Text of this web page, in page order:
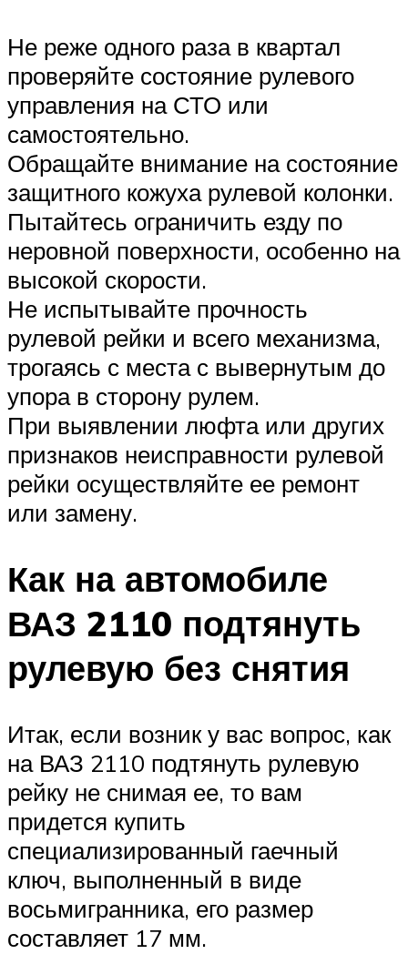
Меню
Не реже одного раза в квартал
проверяйте состояние рулевого
управления на СТО или
самостоятельно.
Обращайте внимание на состояние
защитного кожуха рулевой колонки.
Пытайтесь ограничить езду по
неровной поверхности, особенно на
высокой скорости.
Не испытывайте прочность
рулевой рейки и всего механизма,
трогаясь с места с вывернутым до
упора в сторону рулем.
При выявлении люфта или других
признаков неисправности рулевой
рейки осуществляйте ее ремонт
или замену.
Как на автомобиле
ВАЗ 2110 подтянуть
рулевую без снятия
Итак, если возник у вас вопрос, как
на ВАЗ 2110 подтянуть рулевую
рейку не снимая ее, то вам
придется купить
специализированный гаечный
ключ, выполненный в виде
восьмигранника, его размер
составляет 17 мм.